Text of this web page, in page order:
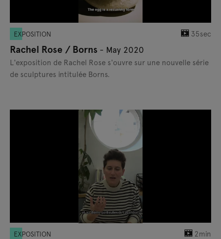
EXPOSITION 35sec
Rachel Rose / Borns - May 2020
L'exposition de Rachel Rose s'ouvre sur une nouvelle série
de sculptures intitulée Borns.
EXPOSITION 2min